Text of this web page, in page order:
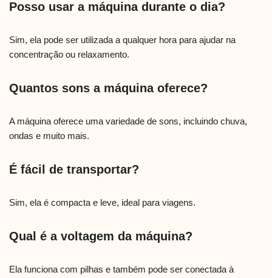
Posso usar a máquina durante o dia?
Sim, ela pode ser utilizada a qualquer hora para ajudar na
concentração ou relaxamento.
Quantos sons a máquina oferece?
A máquina oferece uma variedade de sons, incluindo chuva,
ondas e muito mais.
É fácil de transportar?
Sim, ela é compacta e leve, ideal para viagens.
Qual é a voltagem da máquina?
Ela funciona com pilhas e também pode ser conectada à